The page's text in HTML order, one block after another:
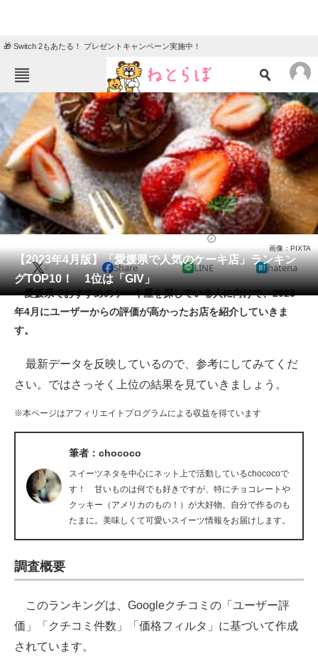
🎁 Switch 2もあたる！ プレゼントキャンペーン実施中！
ねとらぼメニュー
TOP ニュース
エンタメ クイズ
グルメ 地域
住まい 教育・育児
動物 リサーチ
会員記事
メディア
注目記事を集めた総合ページ
スマホと通信の最新トレンド
進化するPCとデバイスの未来
ビジネスと働き方のヒント
AI活用のいまが分かる
経営リーダーのコミュニティ
ITエンジニア向け専門サイト
企業向けIT製品の総合サイト
【2023年4月版】「愛媛県で人気のケーキ店」ランキン
グTOP10！ 1位は「GIV」
画像：PIXTA
X Share LINE hatena
愛媛県でおすすめのケーキ屋を探している人に向けて、2023
年4月にユーザーからの評価が高かったお店を紹介していきま
す。
最新データを反映しているので、参考にしてみてくだ
さい。ではさっそく上位の結果を見ていきましょう。
※本ページはアフィリエイトプログラムによる収益を得ています
筆者：chococo
スイーツネタを中心にネット上で活動しているchococoで
す！ 甘いものは何でも好きですが、特にチョコレートや
クッキー（アメリカのもの！）が大好物。自分で作るのも
たまに。美味しくて可愛いスイーツ情報をお届けします。
調査概要
このランキングは、Googleクチコミの「ユーザー評
価」「クチコミ件数」「価格フィルタ」に基づいて作成
されています。